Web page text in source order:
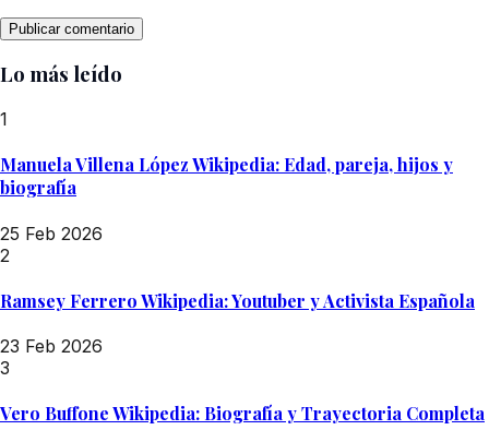
Lo más leído
1
Manuela Villena López Wikipedia: Edad, pareja, hijos y
biografía
25 Feb 2026
2
Ramsey Ferrero Wikipedia: Youtuber y Activista Española
23 Feb 2026
3
Vero Buffone Wikipedia: Biografía y Trayectoria Completa